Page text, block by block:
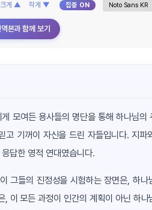
크게 ▲ 작게 ▼ 집중 ON
본과 함께 보기
모여든 용사들의 명단을 통해 하나님
기꺼이 자신을 드린 자들입니다. 지
답한 영적 연대였습니다.
들의 진정성을 시험하는 장면은, 하
모든 과정이 인간의 계획이 아닌 하